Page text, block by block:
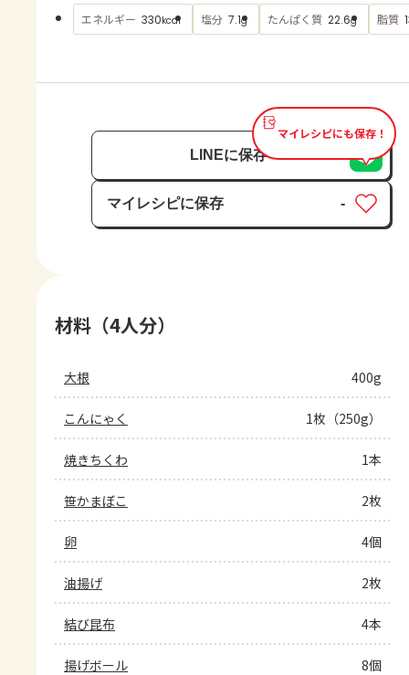
エネルギー 330kcal 塩分 7.1g たんぱく質 22.6g 脂質
マイレシピにも保存！
LINEに保存
マイレシピに保存
保存済み
-
材料（4人分）
大根 400g
こんにゃく 1枚（250g）
焼きちくわ 1本
笹かまぼこ 2枚
卵 4個
油揚げ 2枚
結び昆布 4本
揚げボール 8個